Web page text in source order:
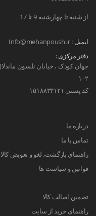
از شنبه تا چهارشنبه 9 تا 17
ایمیل :Info@mehanpoush.ir
دفتر مرکزی :
۱۰۲
کد پستی ۱۵۱۸۸۳۳۱۲۱
درباره ما
تماس با ما
راهنمای بازگشت، لغو و تعویض کالا
قوانین و سیاست ها
تضمین اصالت کالا
راهنمای خرید از سایت